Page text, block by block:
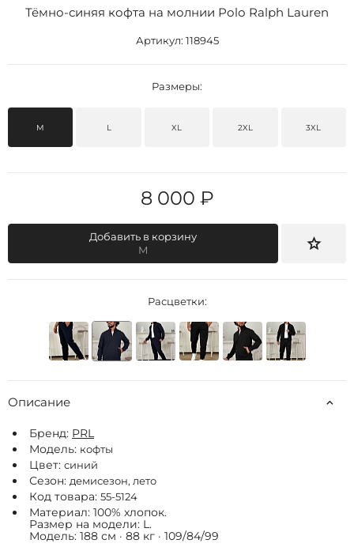
Тёмно-синяя кофта на молнии Роlо Ralрh Lаurеn
Артикул: 118945
Размеры:
M L XL 2XL 3XL
8 000 ₽
Добавить в корзину
M
Расцветки:
Описание
Бренд: РRL
Модель: кофты
Цвет: синий
Сезон: демисезон, лето
Код товара: 55-5124
Материал: 100% хлопок.
Размер на модели: L.
Модель: 188 см · 88 кг · 109/84/99